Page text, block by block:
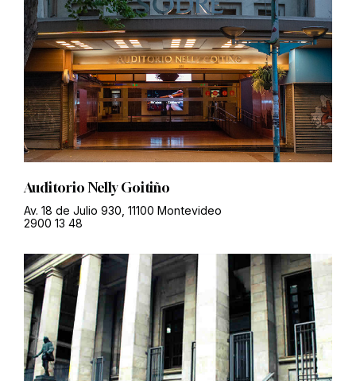
Auditorio Nelly Goitiño
Av. 18 de Julio 930, 11100 Montevideo
2900 13 48